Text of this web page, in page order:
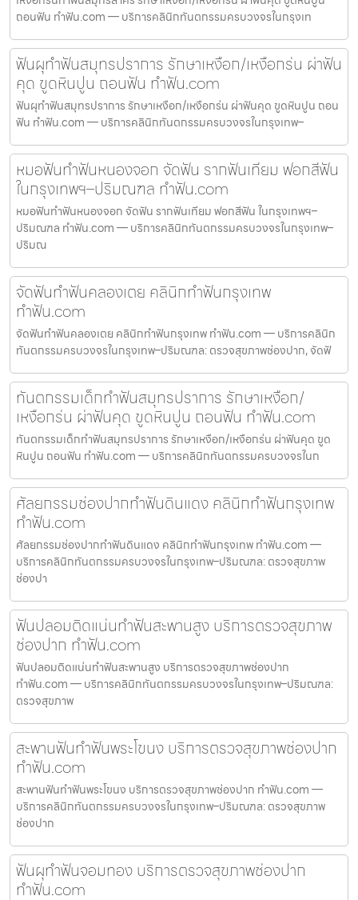
ถอนฟัน ทำฟัน.com — บริการคลินิกทันตกรรมครบวงจรในกรุงเท
ฟันผุทำฟันสมุทรปราการ รักษาเหงือก/เหงือกร่น ผ่าฟัน
คุด ขูดหินปูน ถอนฟัน ทำฟัน.com
ฟันผุทำฟันสมุทรปราการ รักษาเหงือก/เหงือกร่น ผ่าฟันคุด ขูดหินปูน ถอน
ฟัน ทำฟัน.com — บริการคลินิกทันตกรรมครบวงจรในกรุงเทพ–
หมอฟันทำฟันหนองจอก จัดฟัน รากฟันเทียม ฟอกสีฟัน
ในกรุงเทพฯ–ปริมณฑล ทำฟัน.com
หมอฟันทำฟันหนองจอก จัดฟัน รากฟันเทียม ฟอกสีฟัน ในกรุงเทพฯ–
ปริมณฑล ทำฟัน.com — บริการคลินิกทันตกรรมครบวงจรในกรุงเทพ–
ปริมณ
จัดฟันทำฟันคลองเตย คลินิกทำฟันกรุงเทพ
ทำฟัน.com
จัดฟันทำฟันคลองเตย คลินิกทำฟันกรุงเทพ ทำฟัน.com — บริการคลินิก
ทันตกรรมครบวงจรในกรุงเทพ–ปริมณฑล: ตรวจสุขภาพช่องปาก, จัดฟั
ทันตกรรมเด็กทำฟันสมุทรปราการ รักษาเหงือก/
เหงือกร่น ผ่าฟันคุด ขูดหินปูน ถอนฟัน ทำฟัน.com
ทันตกรรมเด็กทำฟันสมุทรปราการ รักษาเหงือก/เหงือกร่น ผ่าฟันคุด ขูด
หินปูน ถอนฟัน ทำฟัน.com — บริการคลินิกทันตกรรมครบวงจรในก
ศัลยกรรมช่องปากทำฟันดินแดง คลินิกทำฟันกรุงเทพ
ทำฟัน.com
ศัลยกรรมช่องปากทำฟันดินแดง คลินิกทำฟันกรุงเทพ ทำฟัน.com —
บริการคลินิกทันตกรรมครบวงจรในกรุงเทพ–ปริมณฑล: ตรวจสุขภาพ
ช่องปา
ฟันปลอมติดแน่นทำฟันสะพานสูง บริการตรวจสุขภาพ
ช่องปาก ทำฟัน.com
ฟันปลอมติดแน่นทำฟันสะพานสูง บริการตรวจสุขภาพช่องปาก
ทำฟัน.com — บริการคลินิกทันตกรรมครบวงจรในกรุงเทพ–ปริมณฑล:
ตรวจสุขภาพ
สะพานฟันทำฟันพระโขนง บริการตรวจสุขภาพช่องปาก
ทำฟัน.com
สะพานฟันทำฟันพระโขนง บริการตรวจสุขภาพช่องปาก ทำฟัน.com —
บริการคลินิกทันตกรรมครบวงจรในกรุงเทพ–ปริมณฑล: ตรวจสุขภาพ
ช่องปาก
ฟันผุทำฟันจอมทอง บริการตรวจสุขภาพช่องปาก
ทำฟัน.com